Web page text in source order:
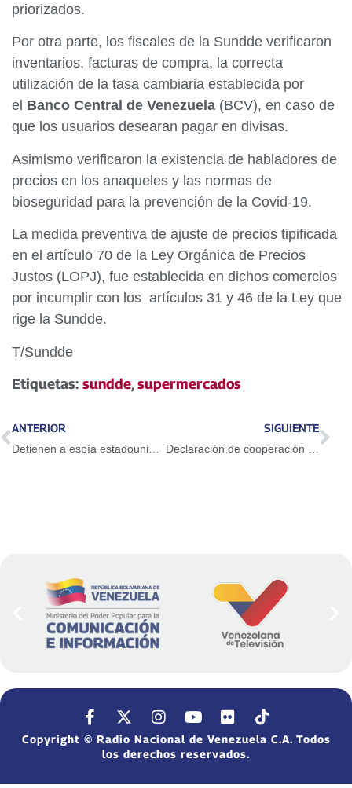
priorizados.
Por otra parte, los fiscales de la Sundde verificaron
inventarios, facturas de compra, la correcta
utilización de la tasa cambiaria establecida por
el Banco Central de Venezuela (BCV), en caso de
que los usuarios desearan pagar en divisas.
Asimismo verificaron la existencia de habladores de
precios en los anaqueles y las normas de
bioseguridad para la prevención de la Covid-19.
La medida preventiva de ajuste de precios tipificada
en el artículo 70 de la Ley Orgánica de Precios
Justos (LOPJ), fue establecida en dichos comercios
por incumplir con los artículos 31 y 46 de la Ley que
rige la Sundde.
T/Sundde
Etiquetas: sundde,supermercados
ANTERIOR SIGUIENTE
Copyright © Radio Nacional de Venezuela C.A. Todos
los derechos reservados.